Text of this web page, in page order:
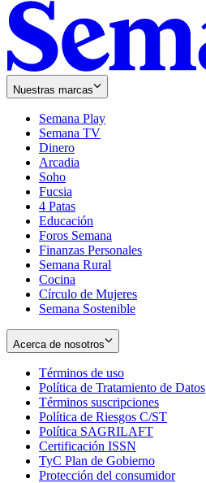
Nuestras marcas
Semana Play
Semana TV
Dinero
Arcadia
Soho
in
new
window
Fucsia
in
new
window
4 Patas
Educación
Foros Semana
Finanzas Personales
Semana Rural
Cocina
Círculo de Mujeres
Semana Sostenible
Acerca de nosotros
Términos de uso
in
new
window
Política de Tratamiento de Datos
Términos suscripciones
in
Política de Riesgos C/ST
Política SAGRILAFT
new
window
Certificación ISSN
in
new
TyC Plan de Gobierno
in
Protección del consumidorOpens